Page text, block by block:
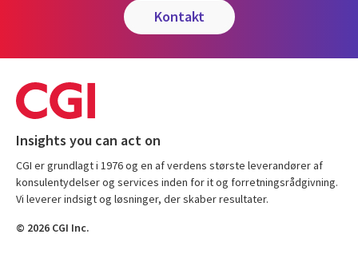
kontakt
Insights you can act on
CGI er grundlagt i 1976 og en af verdens største leverandører af
konsulentydelser og services inden for it og forretningsrådgivning.
Vi leverer indsigt og løsninger, der skaber resultater.
© 2026 CGI Inc.